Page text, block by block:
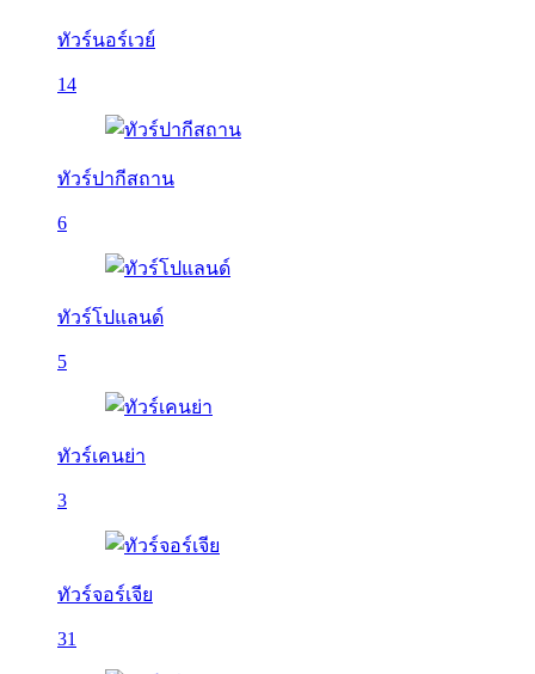
ทัวร์นอร์เวย์
14
ทัวร์ปากีสถาน
6
ทัวร์โปแลนด์
5
ทัวร์เคนย่า
3
ทัวร์จอร์เจีย
31